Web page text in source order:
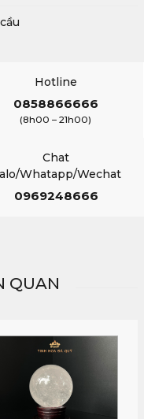
Hotline
0858866666
(8h00 – 21h00)
Chat
Whatapp/Wechat
0969248666
QUAN